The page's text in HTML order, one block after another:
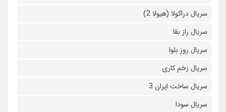
سریال دراکولا (هیولا 2)
سریال راز بقا
سریال روز بلوا
سریال زخم کاری
سریال ساخت ایران 3
سریال سودا